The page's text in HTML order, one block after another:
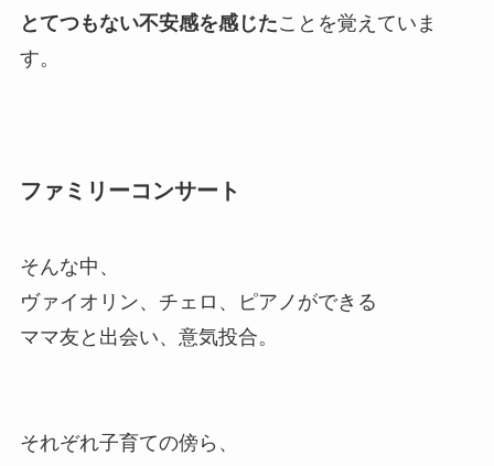
とてつもない不安感を感じたことを覚えていま
す。
ファミリーコンサート
そんな中、
ヴァイオリン、チェロ、ピアノができる
ママ友と出会い、意気投合。
それぞれ子育ての傍ら、